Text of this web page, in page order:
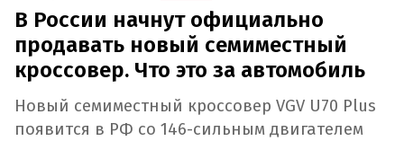
В России начнут официально
продавать новый семиместный
кроссовер. Что это за автомобиль
Новый семиместный кроссовер VGV U70 Plus
появится в РФ со 146-сильным двигателем